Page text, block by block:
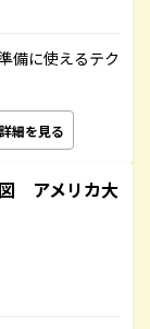
備に使えるテク
詳細を見る
アメリカ大